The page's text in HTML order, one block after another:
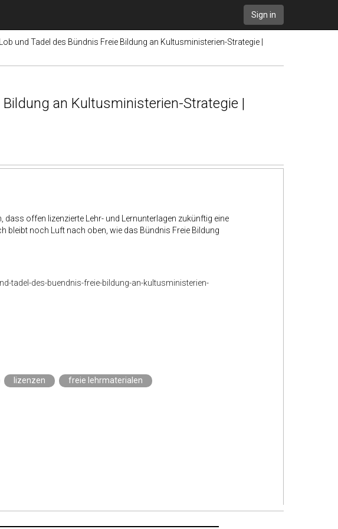
Sign in
und Tadel des Bündnis Freie Bildung an Kultusministerien-Strategie |
an Kultusministerien-Strategie |
offen lizenzierte Lehr- und Lernunterlagen zukünftig eine
bleibt noch Luft nach oben, wie das Bündnis Freie Bildung
tadel-des-buendnis-freie-bildung-an-kultusministerien-
lizenzen freie lehrmaterialen